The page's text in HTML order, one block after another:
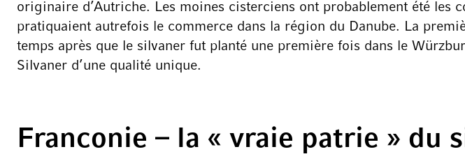
originaire d’Autriche. Les moines cisterciens ont probablement été les
pratiquaient autrefois le commerce dans la région du Danube. La
temps après que le silvaner fut planté une première fois dans le
Silvaner d’une qualité unique.
Franconie – la « vraie patrie » du